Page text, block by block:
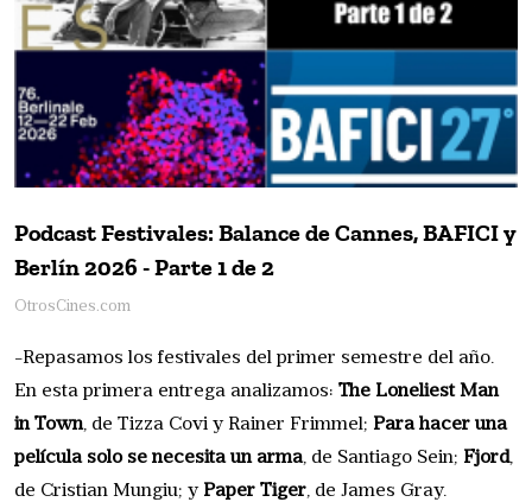
Podcast Festivales: Balance de Cannes, BAFICI y
Berlín 2026 - Parte 1 de 2
OtrosCines.com
-Repasamos los festivales del primer semestre del año.
En esta primera entrega analizamos: The Loneliest Man
in Town, de Tizza Covi y Rainer Frimmel; Para hacer una
película solo se necesita un arma, de Santiago Sein; Fjord,
de Cristian Mungiu; y Paper Tiger, de James Gray.